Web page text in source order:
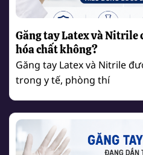
Găng tay Latex và Nitrile
hóa chất không?
Găng tay Latex và Nitrile
trong y tế, phòng thí